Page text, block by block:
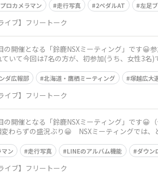
プロカメラマン 走行写真 2ペダルAT 左足
イブ】フリートーク
開催となる「鈴鹿NSXミーティング」です😀
いて今回は7名の方が、初参加(うち、女性3名
ダ広報部 北海道・鷹栖ミーティング 塚越広大
イブ】フリートーク
開催となる「鈴鹿NSXミーティング」です😀
わらずの盛況ぶり😀 NSXミーティングでは、
ン 走行写真 LINEのアルバム機能 ダウン
イブ】フリートーク